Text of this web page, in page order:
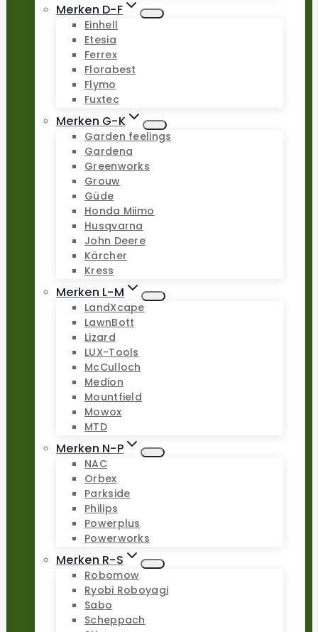
Merken D-F
Einhell
Etesia
Ferrex
Florabest
Flymo
Fuxtec
Merken G-K
Garden feelings
Gardena
Greenworks
Grouw
Güde
Honda Miimo
Husqvarna
John Deere
Kärcher
Kress
Merken L-M
LandXcape
LawnBott
Lizard
LUX-Tools
McCulloch
Medion
Mountfield
Mowox
MTD
Merken N-P
NAC
Orbex
Parkside
Philips
Powerplus
Powerworks
Merken R-S
Robomow
Ryobi Roboyagi
Sabo
Scheppach